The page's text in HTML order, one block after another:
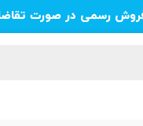
فروش رسمی در صورت